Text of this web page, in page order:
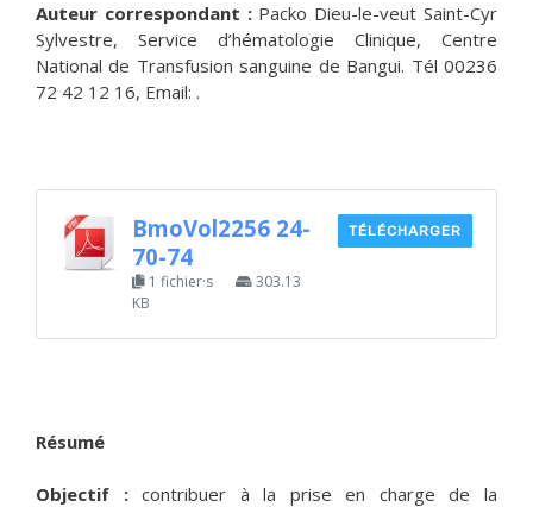
Auteur correspondant :Packo Dieu-le-veut Saint-Cyr
Sylvestre, Service d’hématologie Clinique, Centre
National de Transfusion sanguine de Bangui. Tél 00236
72 42 12 16, Email: .
BmoVol2256 24-
70-74
1 fichier·s
303.13
KB
TÉLÉCHARGER
Résumé
Objectif :contribuer à la prise en charge de la